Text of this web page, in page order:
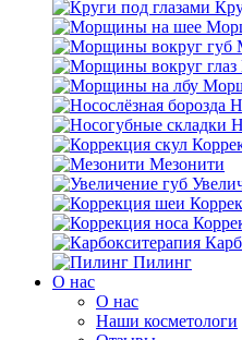
Мезонити
Пилинг
O нас
O нас
Наши косметологи